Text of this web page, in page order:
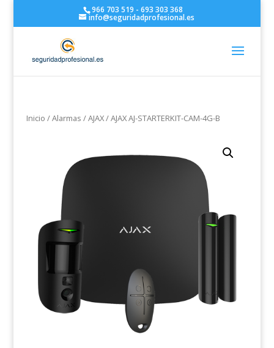
966 703 519 - 693 303 368
info@seguridadprofesional.es
Inicio /Alarmas /AJAX/ AJAX AJ-STARTERKIT-CAM-4G-B